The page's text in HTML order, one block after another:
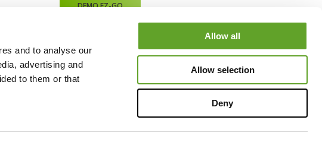
and to analyse our
advertising and
to them or that
Allow all
Allow selection
Deny
DEMO EZ-GO
Blijf op de hoogte nieuwsbrief